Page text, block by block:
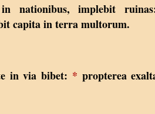
in nationibus, implebit
capita in terra multorum.
in via bibet: * propterea